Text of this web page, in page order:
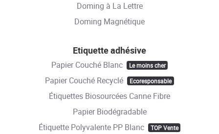
Doming à La Lettre
Doming Magnétique
Etiquette adhésive
Papier Couché Blanc Le moins cher
Papier Couché Recyclé Ecoresponsable
Étiquettes Biosourcées Canne Fibre
Papier Biodégradable
Étiquette Polyvalente PP Blanc
TOP Vente